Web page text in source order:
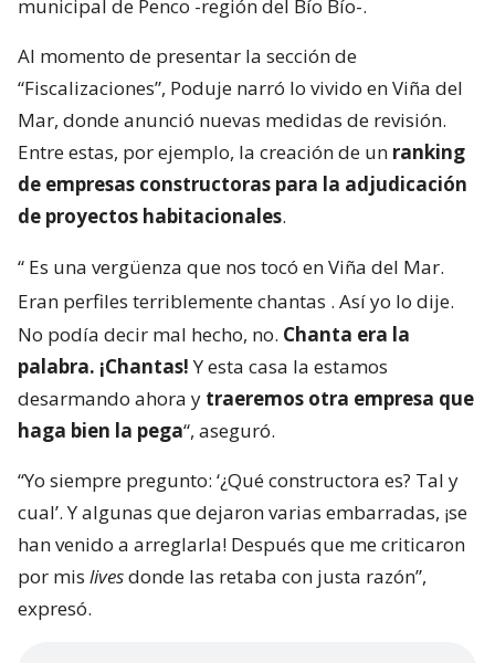
municipal de Penco -región del Bío Bío-.
Al momento de presentar la sección de
“Fiscalizaciones”, Poduje narró lo vivido en Viña del
Mar, donde anunció nuevas medidas de revisión.
Entre estas, por ejemplo, la creación de un ranking
de empresas constructoras para la adjudicación
de proyectos habitacionales.
“ Es una vergüenza que nos tocó en Viña del Mar.
Eran perfiles terriblemente chantas . Así yo lo dije.
No podía decir mal hecho, no. Chanta era la
palabra. ¡Chantas!Y esta casa la estamos
desarmando ahora y traeremos otra empresa que
haga bien la pega“, aseguró.
“Yo siempre pregunto: ‘¿Qué constructora es? Tal y
cual’. Y algunas que dejaron varias embarradas, ¡se
han venido a arreglarla! Después que me criticaron
por mis livesdonde las retaba con justa razón”,
expresó.